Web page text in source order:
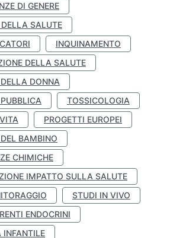
DI GENERE
SALUTE
INQUINAMENTO
DELLA SALUTE
DONNA
TOSSICOLOGIA
PROGETTI EUROPEI
BAMBINO
CHIMICHE
IMPATTO SULLA SALUTE
STUDI IN VIVO
ENDOCRINI
INFANTILE